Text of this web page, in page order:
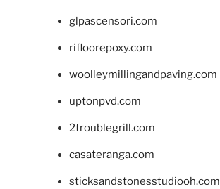
glpascensori.com
rifloorepoxy.com
woolleymillingandpaving.com
uptonpvd.com
2troublegrill.com
casateranga.com
sticksandstonesstudiooh.com